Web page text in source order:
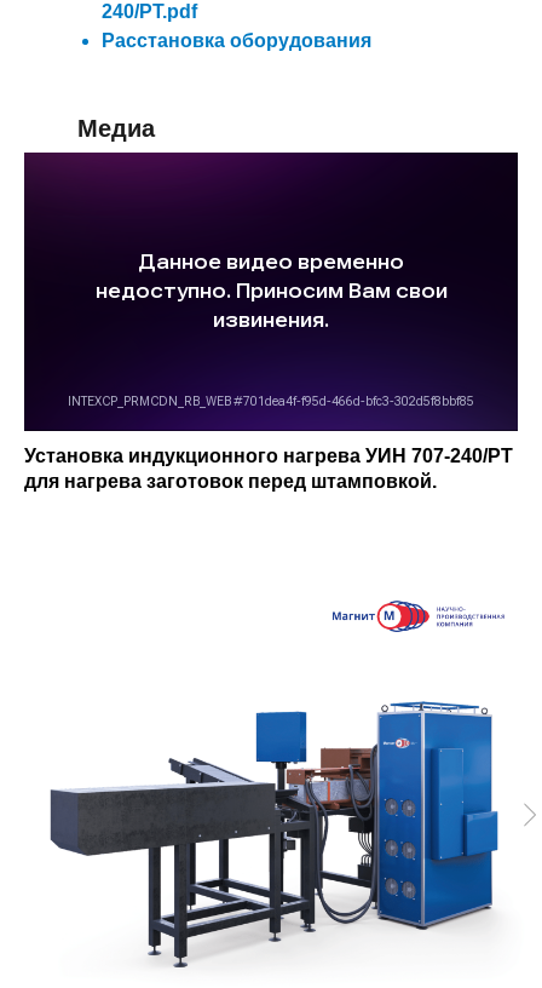
240/РТ.pdf
Расстановка оборудования
Медиа
Установка индукционного нагрева УИН 707-240/РТ
для нагрева заготовок перед штамповкой.